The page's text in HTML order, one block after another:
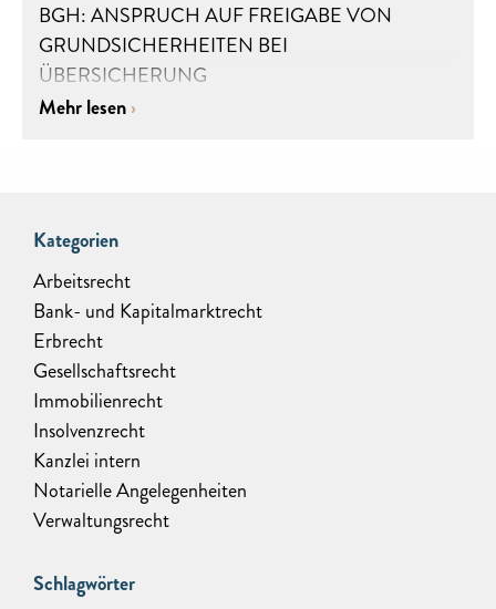
BGH: ANSPRUCH AUF FREIGABE VON
GRUNDSICHERHEITEN BEI
ÜBERSICHERUNG
Mehr lesen
Kategorien
Arbeitsrecht
Bank- und Kapitalmarktrecht
Erbrecht
Gesellschaftsrecht
Immobilienrecht
Insolvenzrecht
Kanzlei intern
Notarielle Angelegenheiten
Verwaltungsrecht
Schlagwörter